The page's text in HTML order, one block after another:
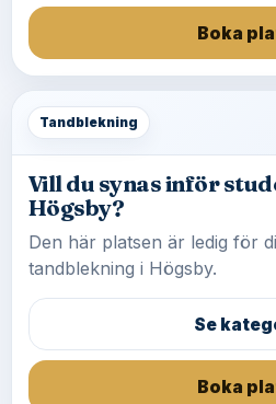
Boka
Tandblekning
Vill du synas inför
Högsby?
Den här platsen är ledig för
tandblekning i Högsby.
Se
Boka